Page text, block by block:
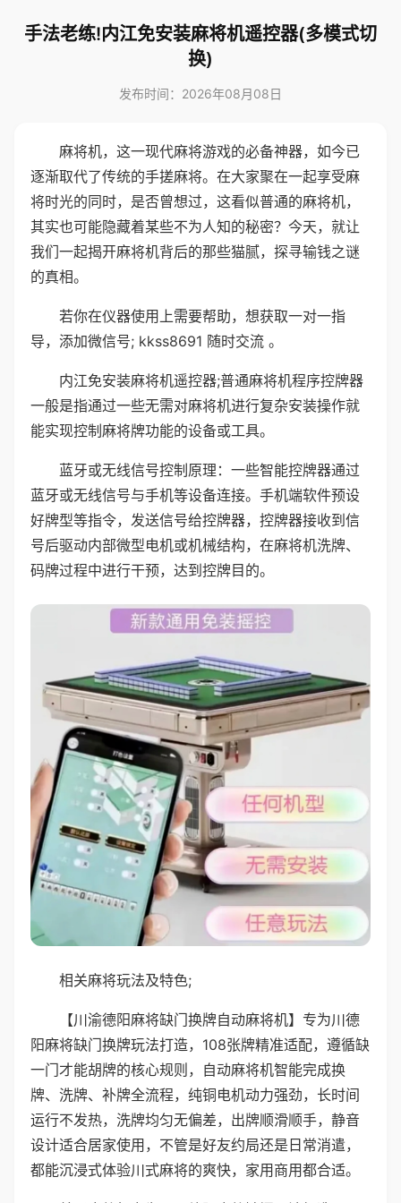
手法老练!内江免安装麻将机遥控器(多模式切
换)
发布时间：2026年08月08日
麻将机，这一现代麻将游戏的必备神器，如今已
逐渐取代了传统的手搓麻将。在大家聚在一起享受麻
将时光的同时，是否曾想过，这看似普通的麻将机，
其实也可能隐藏着某些不为人知的秘密？今天，就让
我们一起揭开麻将机背后的那些猫腻，探寻输钱之谜
的真相。
若你在仪器使用上需要帮助，想获取一对一指
导，添加微信号; kkss8691 随时交流 。
内江免安装麻将机遥控器;普通麻将机程序控牌器
一般是指通过一些无需对麻将机进行复杂安装操作就
能实现控制麻将牌功能的设备或工具。
蓝牙或无线信号控制原理：一些智能控牌器通过
蓝牙或无线信号与手机等设备连接。手机端软件预设
好牌型等指令，发送信号给控牌器，控牌器接收到信
号后驱动内部微型电机或机械结构，在麻将机洗牌、
码牌过程中进行干预，达到控牌目的。
相关麻将玩法及特色;
【川渝德阳麻将缺门换牌自动麻将机】专为川德
阳麻将缺门换牌玩法打造，108张牌精准适配，遵循缺
一门才能胡牌的核心规则，自动麻将机智能完成换
牌、洗牌、补牌全流程，纯铜电机动力强劲，长时间
运行不发热，洗牌均匀无偏差，出牌顺滑顺手，静音
设计适合居家使用，不管是好友约局还是日常消遣，
都能沉浸式体验川式麻将的爽快，家用商用都合适。